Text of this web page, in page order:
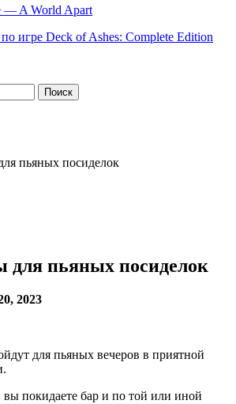
— A World Apart
игре Deck of Ashes: Complete Edition
пьяных посиделок
пьяных посиделок
2023
для пьяных вечеров в приятной
вы покидаете бар и по той или иной